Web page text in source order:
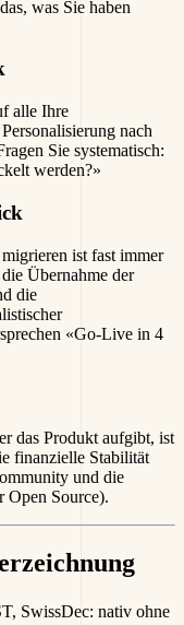
was Sie haben
alle Ihre
nach
Sie systematisch:
werden?»
ist fast immer
Übernahme der
die
«Go-Live in 4
das Produkt aufgibt, ist
finanzielle Stabilität
und die
Open Source).
SwissDec: nativ ohne